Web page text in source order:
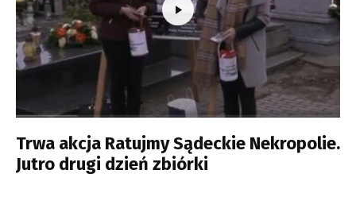
Trwa akcja Ratujmy Sądeckie Nekropolie.
Jutro drugi dzień zbiórki